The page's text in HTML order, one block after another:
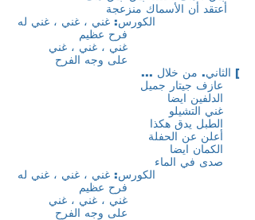
أعتقد أن الأسماك منزعجة
الكورس: غني ، غني ، غني له
فرح عظيم
غني ، غني ، غني
على وجه الفرح
] الثاني. من خلال ...
عازف جيتار جميل
الدلفين ايضا
غني التشيلو
الطبل يدق هكذا
أعلن عن الحفلة
الكمان ايضا
صدى في الماء
الكورس: غني ، غني ، غني له
فرح عظيم
غني ، غني ، غني
على وجه الفرح